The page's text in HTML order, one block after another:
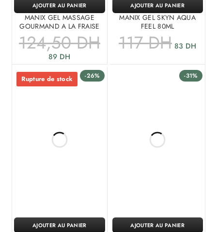
MANIX GEL MASSAGE
GOURMAND A LA FRAISE
124,50DH
89 DH
AJOUTER AU PANIER
MANIX GEL SKYN AQUA
FEEL 80ML
117DH 83 DH
AJOUTER AU PANIER
-26%
Rupture de stock
AJOUTER AU PANIER
-31%
AJOUTER AU PANIER